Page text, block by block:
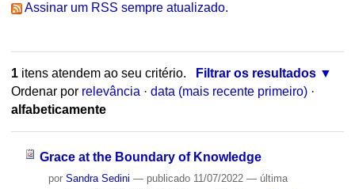
Assinar um RSS sempre atualizado.
1itens atendem ao seu critério.
Filtrar os resultados
Ordenar por relevância · data (mais recente primeiro) ·
alfabeticamente
Grace at the Boundary of Knowledge
por Sandra Sedini — publicado11/07/2022 — última